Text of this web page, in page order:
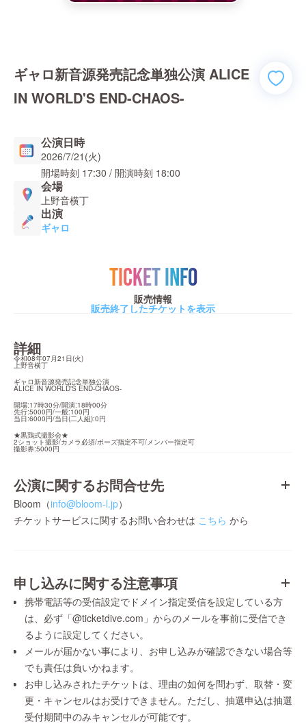
ギャロ新音源発売記念単独公演 ALICE
IN WORLD'S END-CHAOS-
公演日時
2026/7/21(火)
開場時刻 17:30 / 開演時刻 18:00
会場
上野音横丁
出演
ギャロ
TICKET INFO
販売情報
販売終了したチケットを表示
詳細
令和08年07月21日(火)
上野音横丁
ギャロ新音源発売記念単独公演
ALICE IN WORLD'S END-CHAOS-
開場:17時30分/開演:18時00分
先行:5000円/一般:100円
当日:6000円/当日(二人組):0円
★黒鶏式撮影会★
2ショット撮影/カメラ必須/ポーズ指定不可/メンバー指定可
撮影券:5000円
公演に関するお問合せ先
Bloom（info@bloom-l.jp）
チケットサービスに関するお問い合わせは こちら から
申し込みに関する注意事項
携帯電話等の受信設定でドメイン指定受信を設定している方
は、必ず「@ticketdive.com」からのメールを事前に受信でき
るように設定してください。
メールが届かない事により、お申し込みが確認できない場合等
でも責任は負いかねます。
お申し込みされたチケットは、理由の如何を問わず、取替・変
更・キャンセルはお受けできません。ただし、抽選申込は抽選
受付期間中のみキャンセルが可能です。